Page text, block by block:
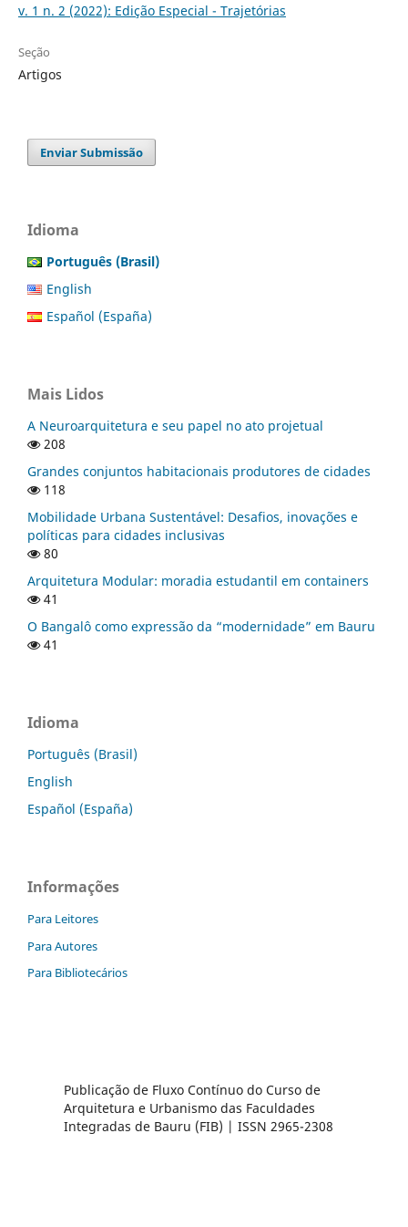
v. 1 n. 2 (2022): Edição Especial - Trajetórias
Seção
Artigos
Enviar Submissão
Idioma
Português (Brasil)
English
Español (España)
Mais Lidos
A Neuroarquitetura e seu papel no ato projetual
208
Grandes conjuntos habitacionais produtores de cidades
118
Mobilidade Urbana Sustentável: Desafios, inovações e
políticas para cidades inclusivas
80
Arquitetura Modular: moradia estudantil em containers
41
O Bangalô como expressão da “modernidade” em Bauru
41
Idioma
Português (Brasil)
English
Español (España)
Informações
Para Leitores
Para Autores
Para Bibliotecários
Publicação de Fluxo Contínuo do Curso de
Arquitetura e Urbanismo das Faculdades
Integradas de Bauru (FIB) | ISSN 2965-2308